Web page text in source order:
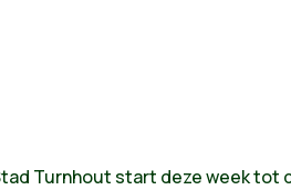
Turnhout start deze week tot